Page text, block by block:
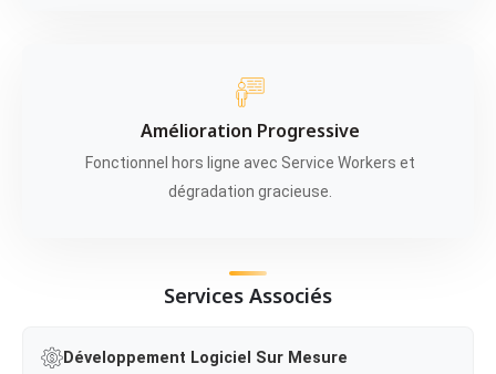
Amélioration Progressive
Fonctionnel hors ligne avec Service Workers et
dégradation gracieuse.
Services Associés
Développement Logiciel Sur Mesure